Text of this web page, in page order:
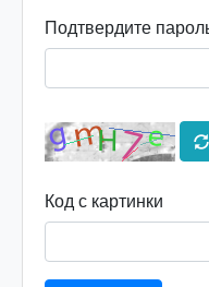
Подтвердите
Код с картинки